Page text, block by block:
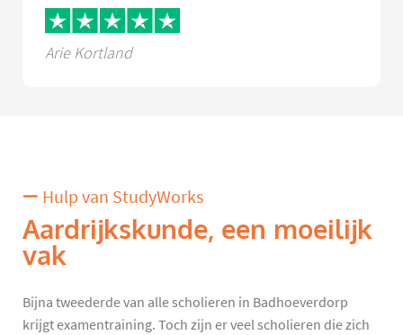
Arie Kortland
Hulp van StudyWorks
Aardrijkskunde, een moeilijk
vak
Bijna tweederde van alle scholieren in Badhoeverdorp
krijgt examentraining. Toch zijn er veel scholieren die zich